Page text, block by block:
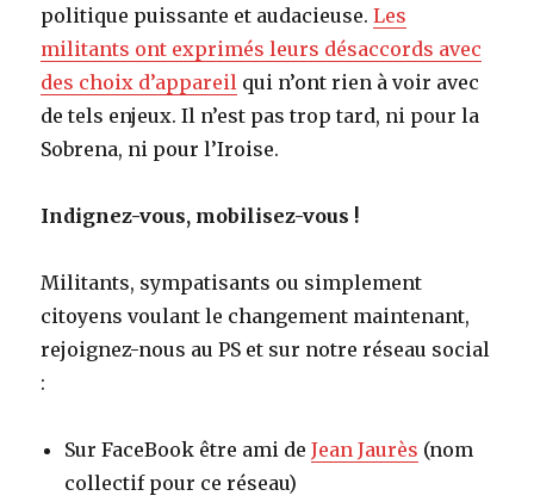
politique puissante et audacieuse.Les
militants ont exprimés leurs désaccords avec
des choix d’appareil qui n’ont rien à voir avec
de tels enjeux. Il n’est pas trop tard, ni pour la
Sobrena, ni pour l’Iroise.
Indignez-vous, mobilisez-vous !
Militants, sympatisants ou simplement
citoyens voulant le changement maintenant,
rejoignez-nous au PS et sur notre réseau social
:
Sur FaceBook être ami deJean Jaurès (nom
collectif pour ce réseau)